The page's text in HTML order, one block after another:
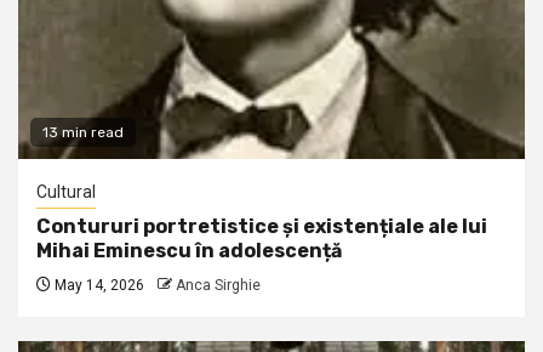
13 min read
Cultural
Contururi portretistice și existențiale ale lui
Mihai Eminescu în adolescență
May 14, 2026 Anca Sirghie